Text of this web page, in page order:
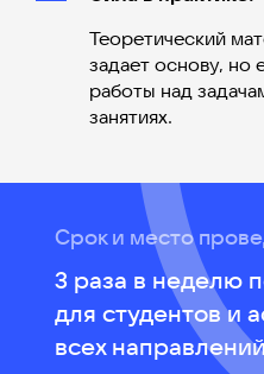
Теоретический
задает основу, но
работы над
занятиях.
Срок и место
3 раза в неделю
для студентов и
всех направлений